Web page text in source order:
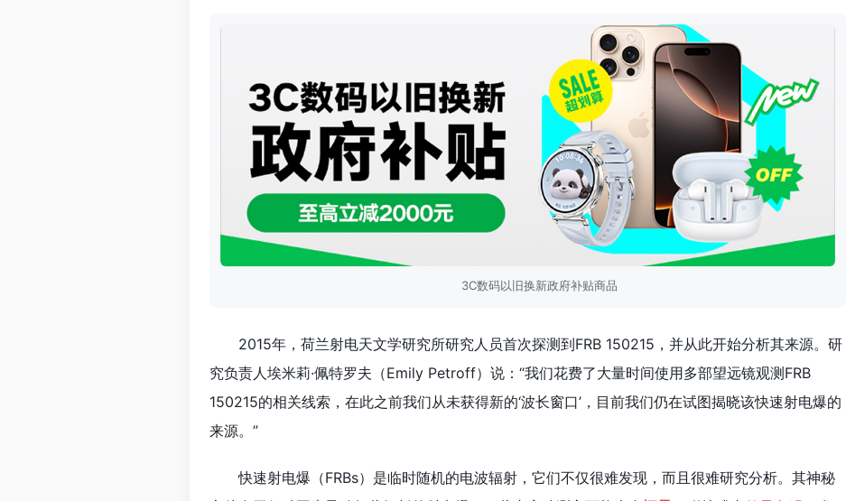
3C数码以旧换新政府补贴商品
2015年，荷兰射电天文学研究所研究人员首次探测到FRB 150215，并从此开始分析其来源。研
究负责人埃米莉·佩特罗夫（Emily Petroff）说：“我们花费了大量时间使用多部望远镜观测FRB
150215的相关线索，在此之前我们从未获得新的‘波长窗口’，目前我们仍在试图揭晓该快速射电爆的
来源。”
快速射电爆（FRBs）是临时随机的电波辐射，它们不仅很难发现，而且很难研究分析。其神秘